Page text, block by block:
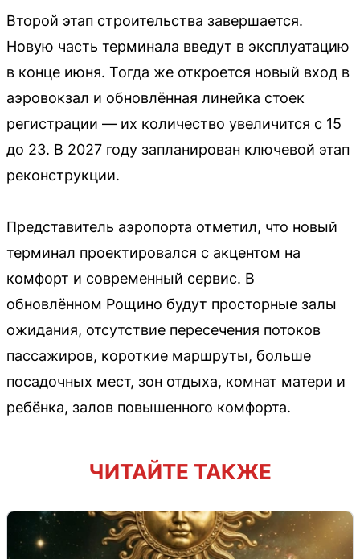
Второй этап строительства завершается.
Новую часть терминала введут в эксплуатацию
в конце июня. Тогда же откроется новый вход в
аэровокзал и обновлённая линейка стоек
регистрации — их количество увеличится с 15
до 23. В 2027 году запланирован ключевой этап
реконструкции.
Представитель аэропорта отметил, что новый
терминал проектировался с акцентом на
комфорт и современный сервис. В
обновлённом Рощино будут просторные залы
ожидания, отсутствие пересечения потоков
пассажиров, короткие маршруты, больше
посадочных мест, зон отдыха, комнат матери и
ребёнка, залов повышенного комфорта.
ЧИТАЙТЕ ТАКЖЕ